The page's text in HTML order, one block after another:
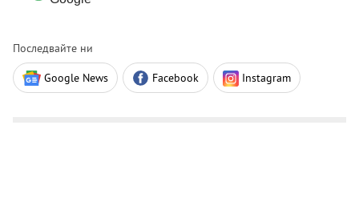
Последвайте ни
Google News Facebook Instagram